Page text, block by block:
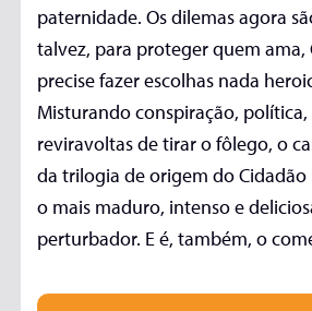
paternidade. Os dilemas agora
talvez, para proteger quem ama,
precise fazer escolhas nada
Misturando conspiração, política,
reviravoltas de tirar o fôlego, o
da trilogia de origem do
o mais maduro, intenso e
perturbador. E é, também, o